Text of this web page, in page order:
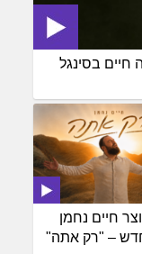
בסינגל
חיים נחמן
– "רק אתה"